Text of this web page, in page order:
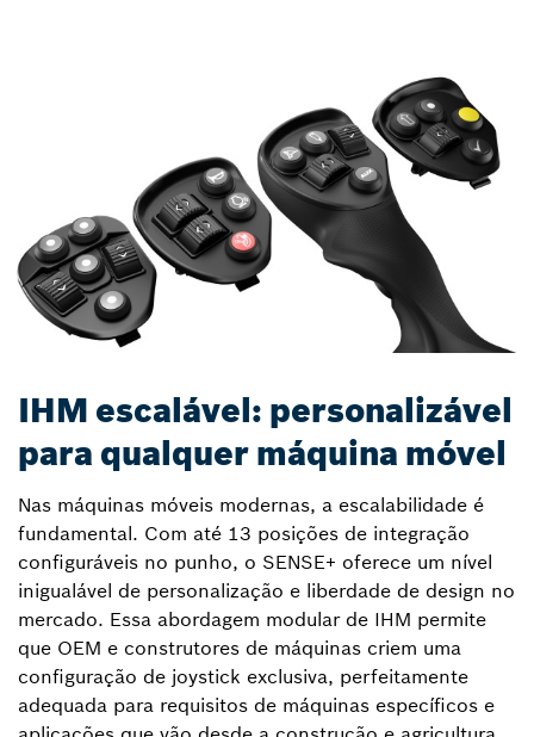
IHM escalável: personalizável
para qualquer máquina móvel
Nas máquinas móveis modernas, a escalabilidade é
fundamental. Com até 13 posições de integração
configuráveis no punho, o SENSE+ oferece um nível
inigualável de personalização e liberdade de design no
mercado. Essa abordagem modular de IHM permite
que OEM e construtores de máquinas criem uma
configuração de joystick exclusiva, perfeitamente
adequada para requisitos de máquinas específicos e